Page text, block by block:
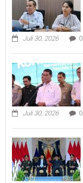
Juli 30, 2026 0
Juli 30, 2026 0